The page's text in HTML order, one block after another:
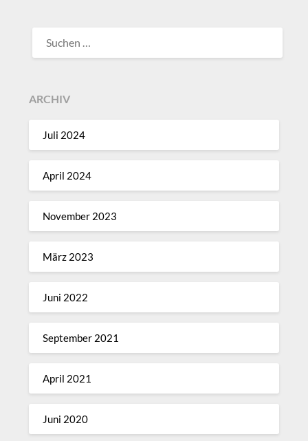
NACH:
ARCHIV
Juli 2024
April 2024
November 2023
März 2023
Juni 2022
September 2021
April 2021
Juni 2020